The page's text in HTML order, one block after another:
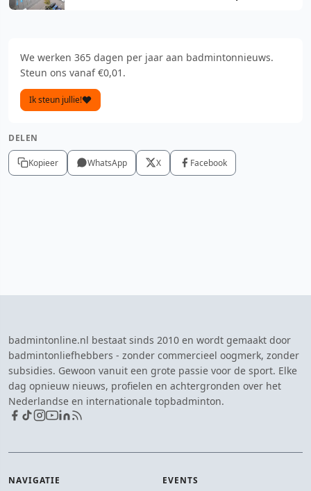
We werken 365 dagen per jaar aan badmintonnieuws.
Steun ons vanaf €0,01.
Ik steun jullie!
DELEN
Kopieer WhatsApp X Facebook
badmintonline.nl bestaat sinds 2010 en wordt gemaakt door
badmintonliefhebbers - zonder commercieel oogmerk, zonder
subsidies. Gewoon vanuit een grote passie voor de sport. Elke
dag opnieuw nieuws, profielen en achtergronden over het
Nederlandse en internationale topbadminton.
NAVIGATIE EVENTS